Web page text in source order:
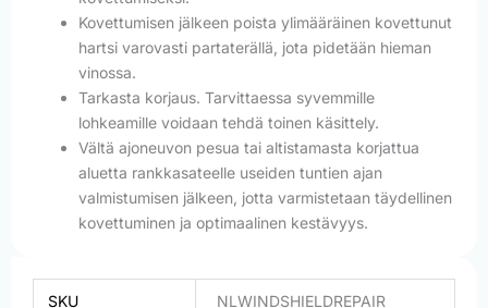
Kovettumisen jälkeen poista ylimääräinen kovettunut
hartsi varovasti partaterällä, jota pidetään hieman
vinossa.
Tarkasta korjaus. Tarvittaessa syvemmille
lohkeamille voidaan tehdä toinen käsittely.
Vältä ajoneuvon pesua tai altistamasta korjattua
aluetta rankkasateelle useiden tuntien ajan
valmistumisen jälkeen, jotta varmistetaan täydellinen
kovettuminen ja optimaalinen kestävyys.
SKU NLWINDSHIELDREPAIR